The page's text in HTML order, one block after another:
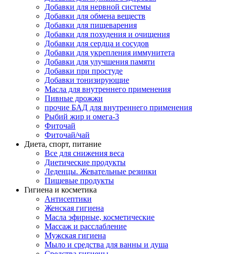
Добавки для нервной системы
Добавки для обмена веществ
Добавки для пищеварения
Добавки для похудения и очищения
Добавки для сердца и сосудов
Добавки для укрепления иммунитета
Добавки для улучшения памяти
Добавки при простуде
Добавки тонизирующие
Масла для внутреннего применения
Пивные дрожжи
прочие БАД для внутреннего применения
Рыбий жир и омега-3
Фиточай
Фиточай/чай
Диета, спорт, питание
Все для снижения веса
Диетические продукты
Леденцы. Жевательные резинки
Пищевые продукты
Гигиена и косметика
Антисептики
Женская гигиена
Масла эфирные, косметические
Массаж и расслабление
Мужская гигиена
Мыло и средства для ванны и душа